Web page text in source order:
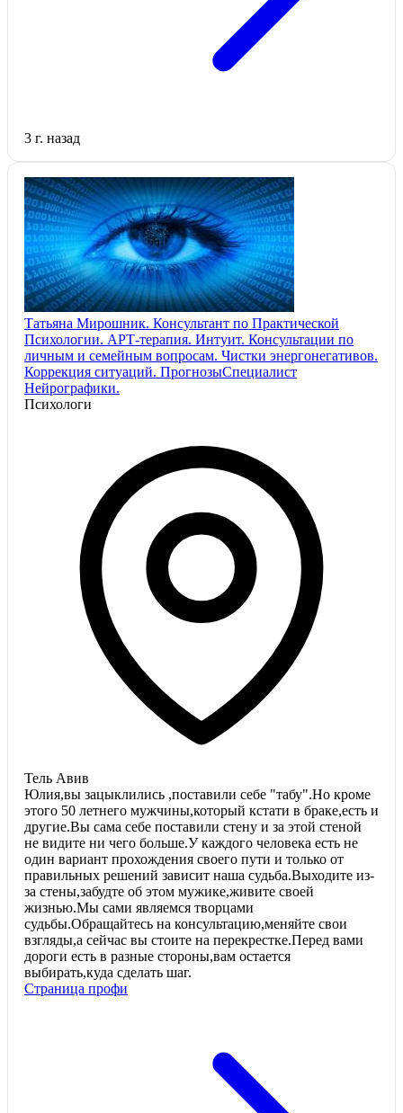
3 г. назад
Татьяна Мирошник. Консультант по Практической
Психологии. АРТ-терапия. Интуит. Консультации по
личным и семейным вопросам. Чистки энергонегативов.
Коррекция ситуаций. ПрогнозыСпециалист
Нейрографики.
Психологи
Тель Авив
Юлия,вы зацыклились ,поставили себе "табу".Но кроме
этого 50 летнего мужчины,который кстати в браке,есть и
другие.Вы сама себе поставили стену и за этой стеной
не видите ни чего больше.У каждого человека есть не
один вариант прохождения своего пути и только от
правильных решений зависит наша судьба.Выходите из-
за стены,забудте об этом мужике,живите своей
жизнью.Мы сами являемся творцами
судьбы.Обращайтесь на консультацию,меняйте свои
взгляды,а сейчас вы стоите на перекрестке.Перед вами
дороги есть в разные стороны,вам остается
выбирать,куда сделать шаг.
Страница профи